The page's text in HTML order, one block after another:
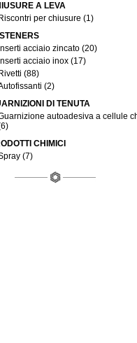
A LEVA
Riscontri per chiusure (1)
Inserti acciaio zincato (20)
Inserti acciaio inox (17)
Rivetti (88)
(2)
DI TENUTA
autoadesiva a cellule
CHIMICI
(7)